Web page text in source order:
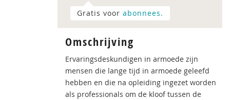
Gratis voor abonnees.
Omschrijving
Ervaringsdeskundigen in armoede zijn
mensen die lange tijd in armoede geleefd
hebben en die na opleiding ingezet worden
als professionals om de kloof tussen de